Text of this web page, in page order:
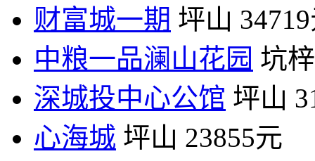
财富城一期 坪山
中粮一品澜山花园 坑梓
深城投中心公馆 坪山
心海城 坪山 23855元